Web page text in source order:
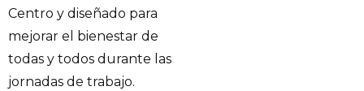
Centro y diseñado para
mejorar el bienestar de
todas y todos durante las
jornadas de trabajo.